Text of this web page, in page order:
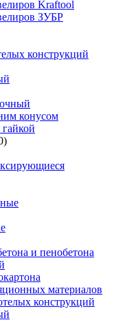
Kraftool
ЗУБР
конструкций
конусом
и пенобетона
материалов
конструкций